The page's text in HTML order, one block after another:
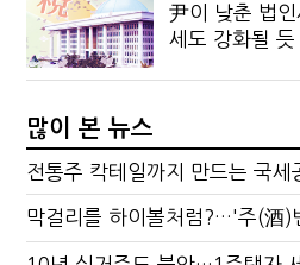
尹이 낮춘 법
세도 강화될 듯
많이 본 뉴스
전통주 칵테일까지 만드는 국